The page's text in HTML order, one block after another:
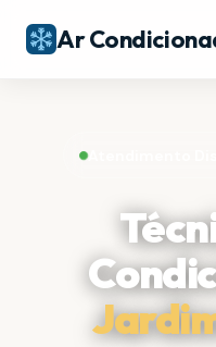
Ar
Atendimento